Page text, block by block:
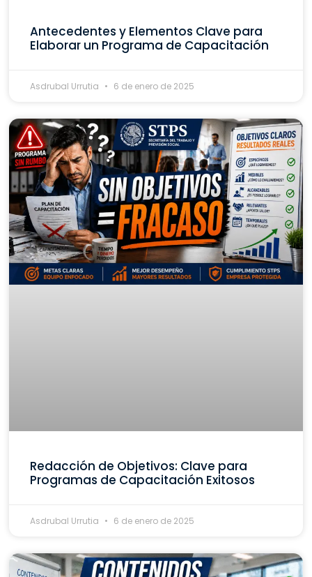
Antecedentes y Elementos Clave para
Elaborar un Programa de Capacitación
Asdrubal Urrutia 6 de enero de 2025
Redacción de Objetivos: Clave para
Programas de Capacitación Exitosos
Asdrubal Urrutia 6 de enero de 2025